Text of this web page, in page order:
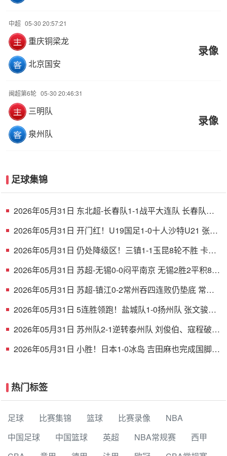
中超 05-30 20:57:21
重庆铜梁龙
北京国安
录像
闽超第6轮 05-30 20:46:31
三明队
泉州队
录像
足球集锦
2026年05月31日 东北超-长春队1-1战平大连队 长春队点
2026年05月31日 开门红！U19国足1-0十人沙特U21 张家
2026年05月31日 仍处降级区！三镇1-1玉昆8轮不胜 卡迪
2026年05月31日 苏超-无锡0-0闷平南京 无锡2胜2平积8分
2026年05月31日 苏超-镇江0-2常州吞四连败仍垫底 常州
2026年05月31日 5连胜领跑！盐城队1-0扬州队 张文骏点
2026年05月31日 苏州队2-1逆转泰州队 刘俊伯、寇程破门
2026年05月31日 小胜！日本1-0冰岛 吉田麻也完成国脚谢
热门标签
足球 比赛集锦 篮球 比赛录像
NBA
中国足球
中国篮球 英超 NBA常规赛
西甲